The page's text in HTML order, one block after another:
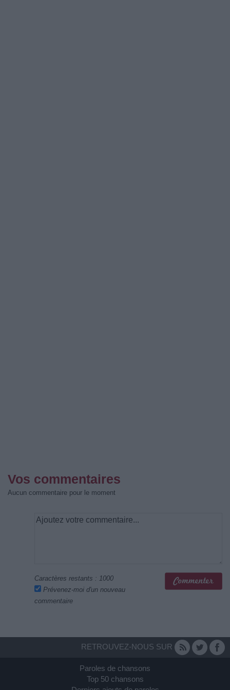
Vos commentaires
Aucun commentaire pour le moment
Caractères restants : 1000
Prévenez-moi d'un nouveau
commentaire
RETROUVEZ-NOUS SUR
Paroles de chansons
Top 50 chansons